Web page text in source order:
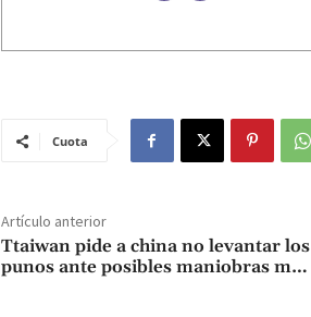
Cuota
Artículo anterior
Ttaiwan pide a china no levantar los
punos ante posibles maniobras m…